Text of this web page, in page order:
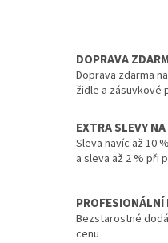
DOPRAVA
Doprava zdarma
židle a zásuvkové
EXTRA SLEVY
Sleva navíc až 10
a sleva až 2 % při
Bezstarostné
cenu